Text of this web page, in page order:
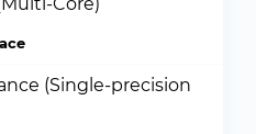
(Single-precision